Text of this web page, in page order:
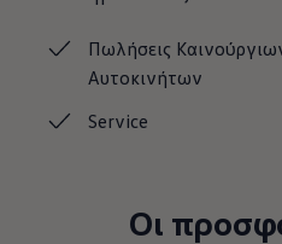
Πωλήσεις
Αυτοκινήτων
Service
Οι